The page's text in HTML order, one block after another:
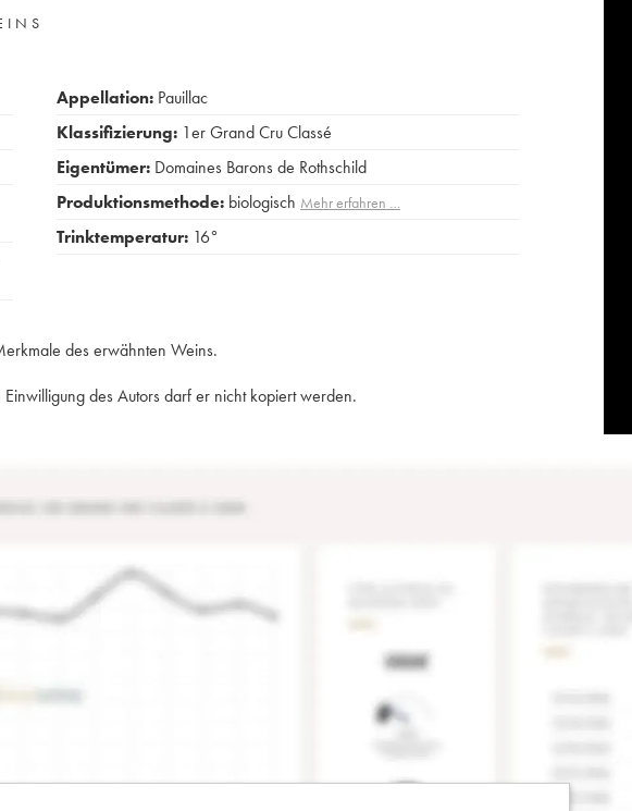
Appellation: Pauillac
Klassifizierung: 1er Grand Cru Classé
Eigentümer: Domaines Barons de Rothschild
Produktionsmethode: biologisch Mehr erfahren …
Trinktemperatur: 16°
des erwähnten Weins.
des Autors darf er nicht kopiert werden.